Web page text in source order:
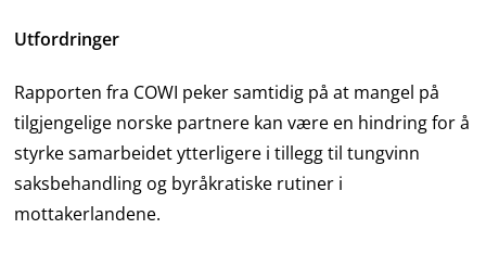
Utfordringer
Rapporten fra COWI peker samtidig på at mangel på
tilgjengelige norske partnere kan være en hindring for å
styrke samarbeidet ytterligere i tillegg til tungvinn
saksbehandling og byråkratiske rutiner i
mottakerlandene.